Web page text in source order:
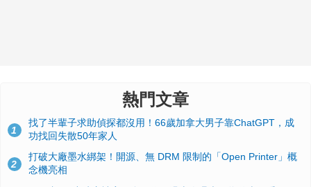
熱門文章
1
找了半輩子求助偵探都沒用！66歲加拿大男子靠ChatGPT，成
功找回失散50年家人
2
打破大廠墨水綁架！開源、無 DRM 限制的「Open Printer」概
念機亮相